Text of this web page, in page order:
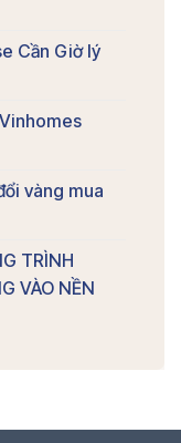
Cần Giờ lý
vàng mua
TRÌNH
VÀO NỀN